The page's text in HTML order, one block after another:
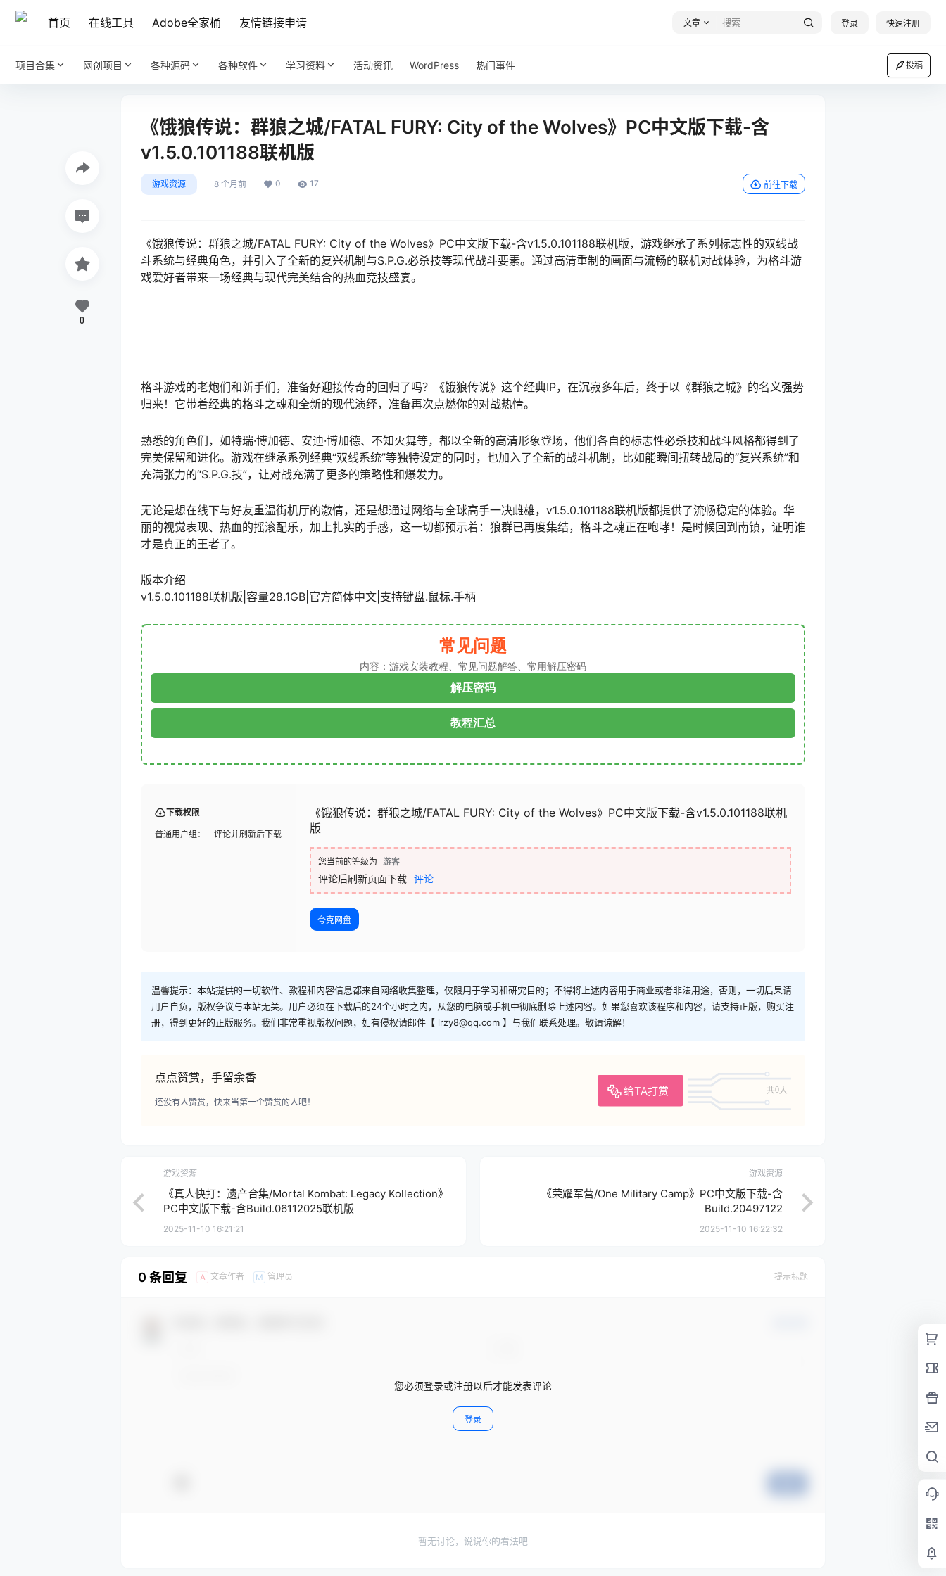
首页 在线工具 Adobe全家桶 友情链接申请 文章 登录 快速注册
项目合集 网创项目 各种源码 各种软件 学习资料 活动资讯 WordPress 热门事件 投稿
《饿狼传说：群狼之城/FATAL FURY: City of the Wolves》PC中文版下载-含
v1.5.0.101188联机版
游戏资源 8 个月前 0 17 前往下载
《饿狼传说：群狼之城/FATAL FURY: City of the Wolves》PC中文版下载-含v1.5.0.101188联机版，游戏继承了系列标志性的双线战
斗系统与经典角色，并引入了全新的复兴机制与S.P.G.必杀技等现代战斗要素。通过高清重制的画面与流畅的联机对战体验，为格斗游
戏爱好者带来一场经典与现代完美结合的热血竞技盛宴。
格斗游戏的老炮们和新手们，准备好迎接传奇的回归了吗？《饿狼传说》这个经典IP，在沉寂多年后，终于以《群狼之城》的名义强势
归来！它带着经典的格斗之魂和全新的现代演绎，准备再次点燃你的对战热情。
熟悉的角色们，如特瑞·博加德、安迪·博加德、不知火舞等，都以全新的高清形象登场，他们各自的标志性必杀技和战斗风格都得到了
完美保留和进化。游戏在继承系列经典“双线系统”等独特设定的同时，也加入了全新的战斗机制，比如能瞬间扭转战局的“复兴系统”和
充满张力的“S.P.G.技”，让对战充满了更多的策略性和爆发力。
无论是想在线下与好友重温街机厅的激情，还是想通过网络与全球高手一决雌雄，v1.5.0.101188联机版都提供了流畅稳定的体验。华
丽的视觉表现、热血的摇滚配乐，加上扎实的手感，这一切都预示着：狼群已再度集结，格斗之魂正在咆哮！是时候回到南镇，证明谁
才是真正的王者了。
版本介绍
v1.5.0.101188联机版|容量28.1GB|官方简体中文|支持键盘.鼠标.手柄
常见问题
内容：游戏安装教程、常见问题解答、常用解压密码
解压密码
教程汇总
下载权限
普通用户组： 评论并刷新后下载
《饿狼传说：群狼之城/FATAL FURY: City of the Wolves》PC中文版下载-含v1.5.0.101188联机
版
您当前的等级为 游客
评论后刷新页面下载 评论
夸克网盘
温馨提示：本站提供的一切软件、教程和内容信息都来自网络收集整理，仅限用于学习和研究目的；不得将上述内容用于商业或者非法用途，否则，一切后果请
用户自负，版权争议与本站无关。用户必须在下载后的24个小时之内，从您的电脑或手机中彻底删除上述内容。如果您喜欢该程序和内容，请支持正版，购买注
册，得到更好的正版服务。我们非常重视版权问题，如有侵权请邮件【 lrzy8@qq.com 】与我们联系处理。敬请谅解！
点点赞赏，手留余香
给TA打赏 共0人
还没有人赞赏，快来当第一个赞赏的人吧！
0
游戏资源
《真人快打：遗产合集/Mortal Kombat: Legacy Kollection》
PC中文版下载-含Build.06112025联机版
2025-11-10 16:21:21
游戏资源
《荣耀军营/One Military Camp》PC中文版下载-含
Build.20497122
2025-11-10 16:22:32
0 条回复 A 文章作者 M 管理员 提示标题
您必须登录或注册以后才能发表评论
登录
暂无讨论，说说你的看法吧